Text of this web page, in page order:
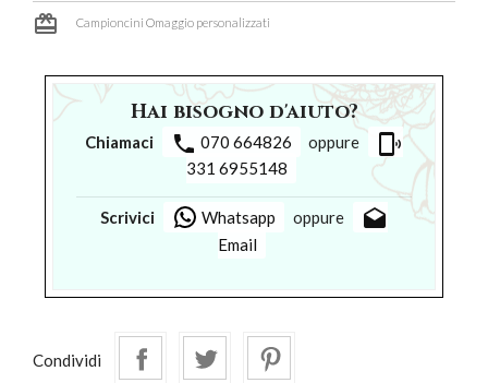
card_giftcard Campioncini Omaggio personalizzati
Hai bisogno d'aiuto?
Chiamaci phone 070 664826 oppure phonelink_ring
331 6955148
Scrivici Whatsapp oppure drafts
Email
Condividi